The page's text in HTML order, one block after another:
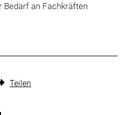
Bedarf an Fachkräften
Teilen